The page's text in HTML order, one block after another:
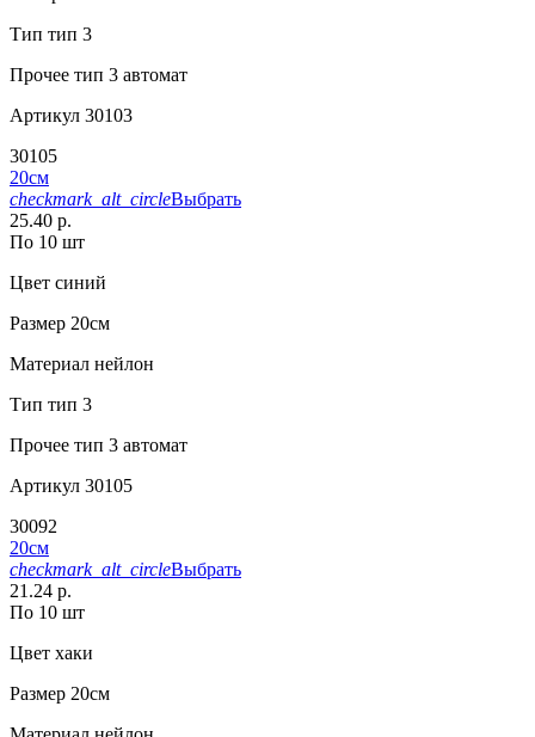
Тип тип 3
Прочее тип 3 автомат
Артикул 30103
30105
20см
checkmark_alt_circleВыбрать
25.40 р.
По 10 шт
Цвет синий
Размер 20см
Материал нейлон
Тип тип 3
Прочее тип 3 автомат
Артикул 30105
30092
20см
checkmark_alt_circleВыбрать
21.24 р.
По 10 шт
Цвет хаки
Размер 20см